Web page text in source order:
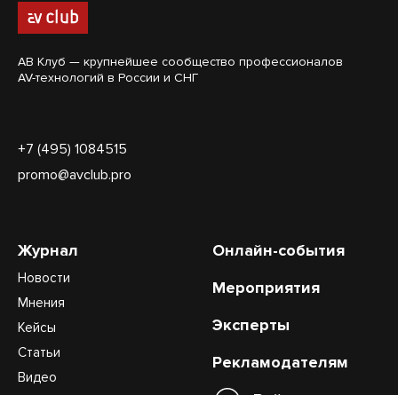
АВ Клуб — крупнейшее сообщество профессионалов
AV-технологий в России и СНГ
+7 (495) 1084515
promo@avclub.pro
Журнал
Новости
Мнения
Кейсы
Статьи
Видео
Онлайн-события
Мероприятия
Эксперты
Рекламодателям